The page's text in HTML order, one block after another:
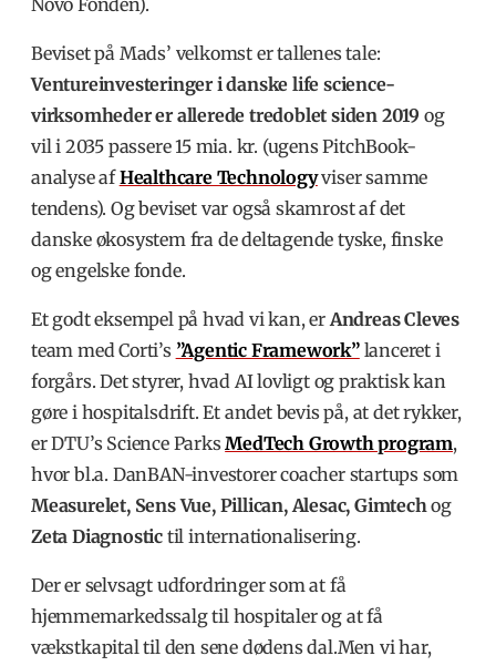
Novo Fonden).
Beviset på Mads’ velkomst er tallenes tale:
Ventureinvesteringer i danske life science-
virksomheder er allerede tredoblet siden 2019 og
vil i 2035 passere 15 mia. kr. (ugens PitchBook-
analyse afHealthcare Technologyviser samme
tendens). Og beviset var ogsåskamrost af det
danske økosystem fra de deltagende tyske, finske
og engelske fonde.
Et godt eksempel på hvad vi kan, erAndreas Cleves
team medCorti’s ”Agentic Framework”lanceret i
forgårs. Det styrer, hvad AI lovligt og praktisk kan
gøre i hospitalsdrift.Et andet bevis på, at det rykker,
er DTU’s Science ParksMedTech Growth program,
hvor bl.a. DanBAN-investorer coacher startups som
Measurelet, Sens Vue, Pillican, Alesac, Gimtechog
Zeta Diagnostic til internationalisering.
Der er selvsagt udfordringer som at få
hjemmemarkedssalg til hospitaler og at få
vækstkapital til den sene dødens dal.Men vi har,